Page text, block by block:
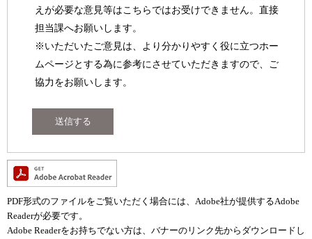
えが必要な意見等はこちらではお受けできません。直接
担当課へお願いします。
※いただいたご意見は、より分かりやすく役に立つホー
ムページとする為に参考にさせていただきますので、ご
協力をお願いします。
PDF形式のファイルをご覧いただく場合には、Adobe社が提供するAdobe
Readerが必要です。
Adobe Readerをお持ちでない方は、バナーのリンク先からダウンロードし